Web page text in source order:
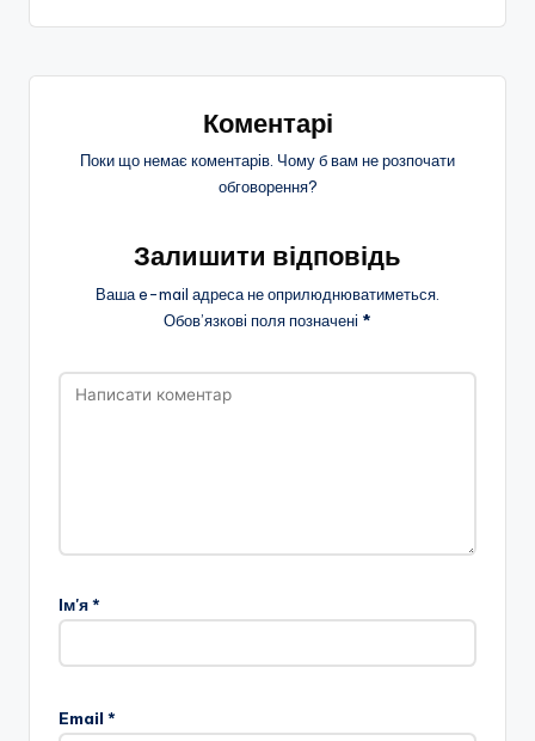
Коментарі
Поки що немає коментарів. Чому б вам не розпочати
обговорення?
Залишити відповідь
Ваша e-mail адреса не оприлюднюватиметься.
Обов’язкові поля позначені *
Ім'я*
Email *